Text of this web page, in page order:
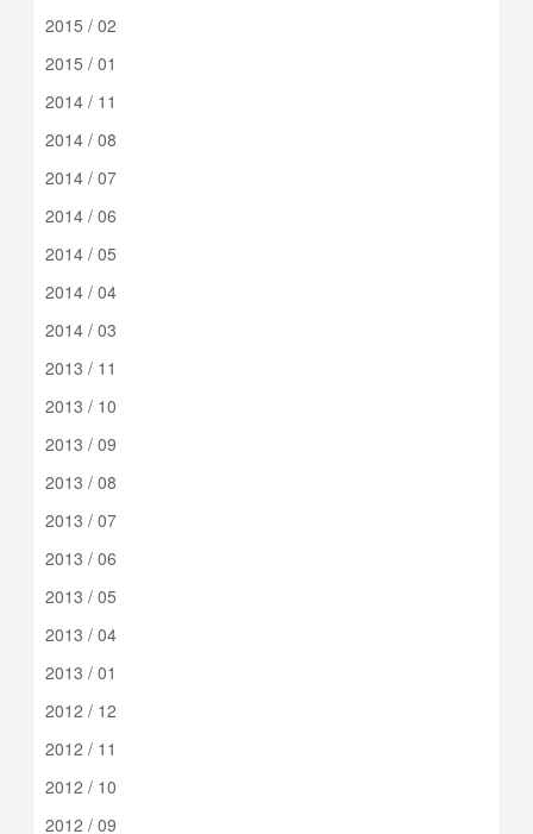
2015 / 02
2015 / 01
2014 / 11
2014 / 08
2014 / 07
2014 / 06
2014 / 05
2014 / 04
2014 / 03
2013 / 11
2013 / 10
2013 / 09
2013 / 08
2013 / 07
2013 / 06
2013 / 05
2013 / 04
2013 / 01
2012 / 12
2012 / 11
2012 / 10
2012 / 09